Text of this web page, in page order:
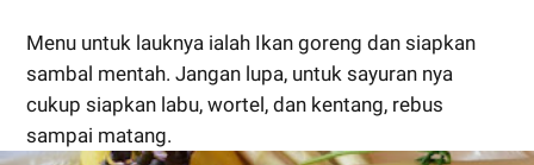
Menu untuk lauknya ialah Ikan goreng dan siapkan
sambal mentah. Jangan lupa, untuk sayuran nya
cukup siapkan labu, wortel, dan kentang, rebus
sampai matang.